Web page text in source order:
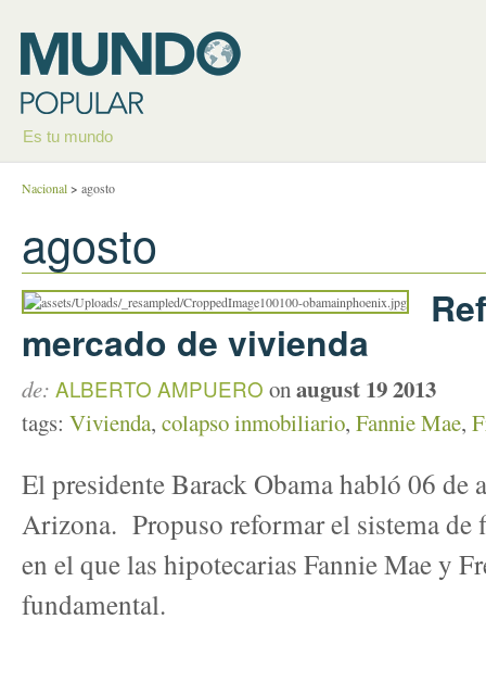
Es tu mundo
Nacional> agosto
agosto
mercado de vivienda
de: ALBERTO AMPUERO onaugust 19 2013
tags: Vivienda, colapso inmobiliario, Fannie Mae,
El presidente Barack Obama habló 06 de
Arizona. Propuso reformar el sistema
en el que las hipotecarias Fannie Mae y
fundamental.